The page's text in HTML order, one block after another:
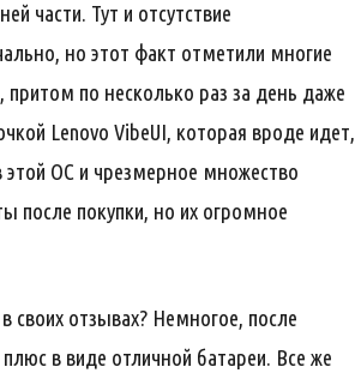
части. Тут и отсутствие
но этот факт отметили многие
притом по несколько раз за день даже
Lenovo VibeUI, которая вроде идет,
этой ОС и чрезмерное множество
после покупки, но их огромное
своих отзывах? Немногое, после
в виде отличной батареи. Все же